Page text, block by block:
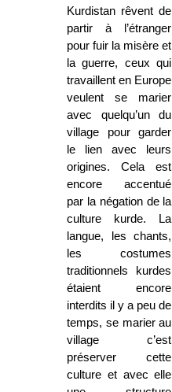
Kurdistan rêvent de
partir à l’étranger
pour fuir la misère et
la guerre, ceux qui
travaillent en Europe
veulent se marier
avec quelqu’un du
village pour garder
le lien avec leurs
origines. Cela est
encore accentué
par la négation de la
culture kurde. La
langue, les chants,
les costumes
traditionnels kurdes
étaient encore
interdits il y a peu de
temps, se marier au
village c’est
préserver cette
culture et avec elle